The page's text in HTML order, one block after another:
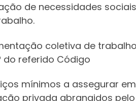
de necessidades
coletiva de
do referido Código
mínimos a assegurar
privada abrangidos